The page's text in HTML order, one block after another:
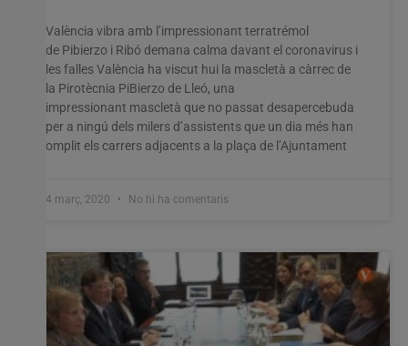
València vibra amb l’impressionant terratrémol
de Pibierzo i Ribó demana calma davant el coronavirus i
les falles València ha viscut hui la mascletà a càrrec de
la Pirotècnia PiBierzo de Lleó, una
impressionant mascletà que no passat desapercebuda
per a ningú dels milers d’assistents que un dia més han
omplit els carrers adjacents a la plaça de l’Ajuntament
4 març, 2020 No hi ha comentaris